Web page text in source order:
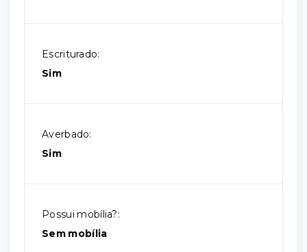
Escriturado:
Sim
Averbado:
Sim
Possui mobília?:
Sem mobília